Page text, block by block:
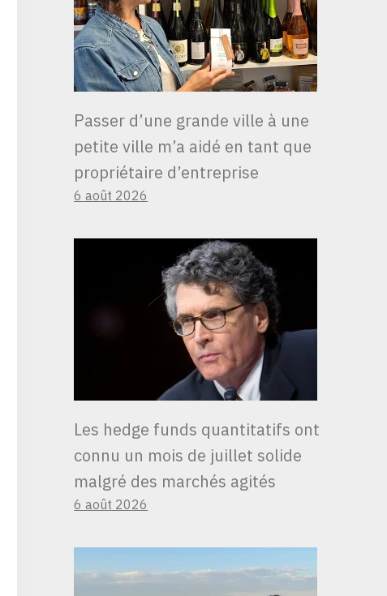
Passer d’une grande ville à une
petite ville m’a aidé en tant que
propriétaire d’entreprise
6 août 2026
Les hedge funds quantitatifs ont
connu un mois de juillet solide
malgré des marchés agités
6 août 2026